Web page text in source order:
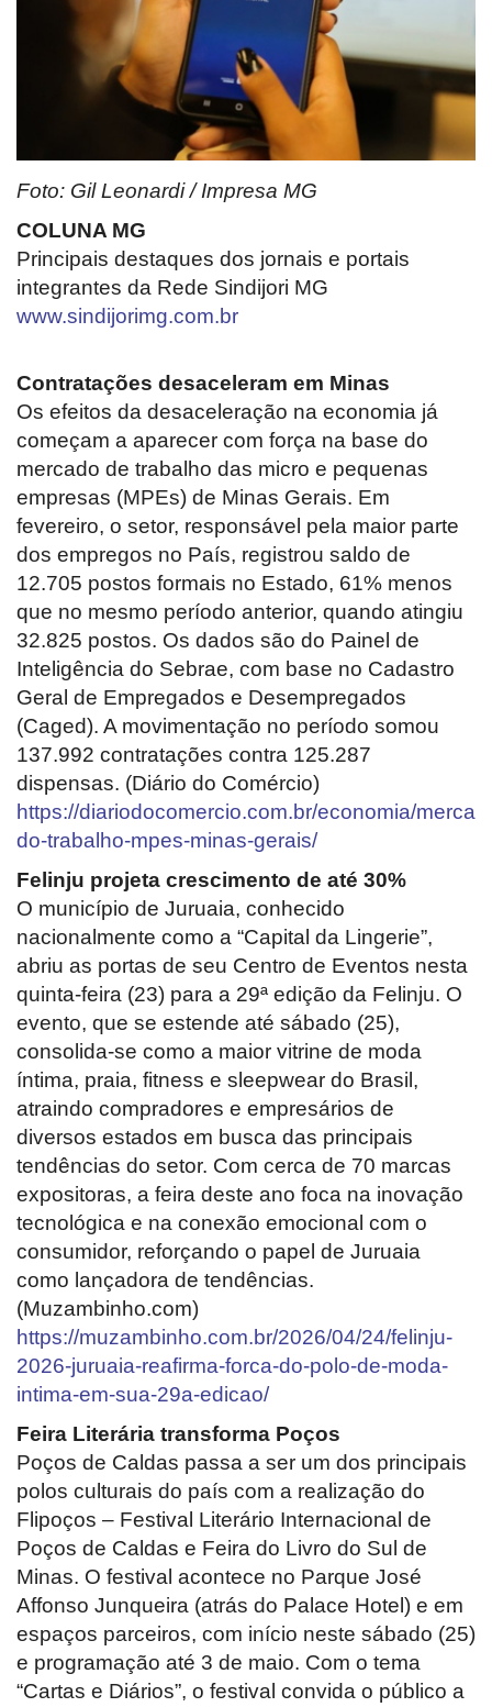
Oportunidade
Sua Cidade
Tempo
Saúde
Política
Trânsito
Segurança Pública
Economia
Educação
Esporte
Solidariedade
Meio Ambiente
Justiça
Obituário
Brasil
Minas Gerais
Foto: Gil Leonardi / Impresa MG
COLUNA MG
Principais destaques dos jornais e portais
integrantes da Rede Sindijori MG
www.sindijorimg.com.br
Contratações desaceleram em Minas
Os efeitos da desaceleração na economia já
começam a aparecer com força na base do
mercado de trabalho das micro e pequenas
empresas (MPEs) de Minas Gerais. Em
fevereiro, o setor, responsável pela maior parte
dos empregos no País, registrou saldo de
12.705 postos formais no Estado, 61% menos
que no mesmo período anterior, quando atingiu
32.825 postos. Os dados são do Painel de
Inteligência do Sebrae, com base no Cadastro
Geral de Empregados e Desempregados
(Caged). A movimentação no período somou
137.992 contratações contra 125.287
dispensas. (Diário do Comércio)
https://diariodocomercio.com.br/economia/merca
do-trabalho-mpes-minas-gerais/
Felinju projeta crescimento de até 30%
O município de Juruaia, conhecido
nacionalmente como a “Capital da Lingerie”,
abriu as portas de seu Centro de Eventos nesta
quinta-feira (23) para a 29ª edição da Felinju. O
evento, que se estende até sábado (25),
consolida-se como a maior vitrine de moda
íntima, praia, fitness e sleepwear do Brasil,
atraindo compradores e empresários de
diversos estados em busca das principais
tendências do setor. Com cerca de 70 marcas
expositoras, a feira deste ano foca na inovação
tecnológica e na conexão emocional com o
consumidor, reforçando o papel de Juruaia
como lançadora de tendências.
(Muzambinho.com)
https://muzambinho.com.br/2026/04/24/felinju-
2026-juruaia-reafirma-forca-do-polo-de-moda-
intima-em-sua-29a-edicao/
Feira Literária transforma Poços
Poços de Caldas passa a ser um dos principais
polos culturais do país com a realização do
Flipoços – Festival Literário Internacional de
Poços de Caldas e Feira do Livro do Sul de
Minas. O festival acontece no Parque José
Affonso Junqueira (atrás do Palace Hotel) e em
espaços parceiros, com início neste sábado (25)
e programação até 3 de maio. Com o tema
“Cartas e Diários”, o festival convida o público a